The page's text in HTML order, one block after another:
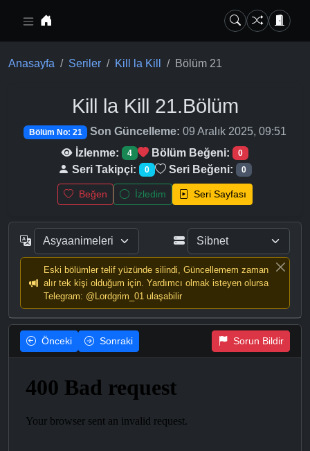
Anasayfa Seriler Kill la Kill Bölüm 21
Kill la Kill 21.Bölüm
Bölüm No: 21 Son Güncelleme: 09 Aralık 2025, 09:51
İzlenme:
4 Bölüm Beğeni: 0
Seri Takipçi: 0 Seri Beğeni: 0
Beğen İzledim Seri Sayfası
Eski bölümler telif yüzünde silindi, Güncellemem zaman
alır tek kişi olduğum için. Yardımcı olmak isteyen olursa
Telegram: @Lordgrim_01 ulaşabilir
Önceki Sonraki Sorun Bildir